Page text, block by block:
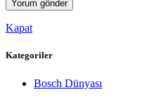
Kapat
Kategoriler
Bosch Dünyası